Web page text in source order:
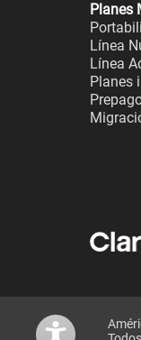
Planes
Línea
Línea
Planes